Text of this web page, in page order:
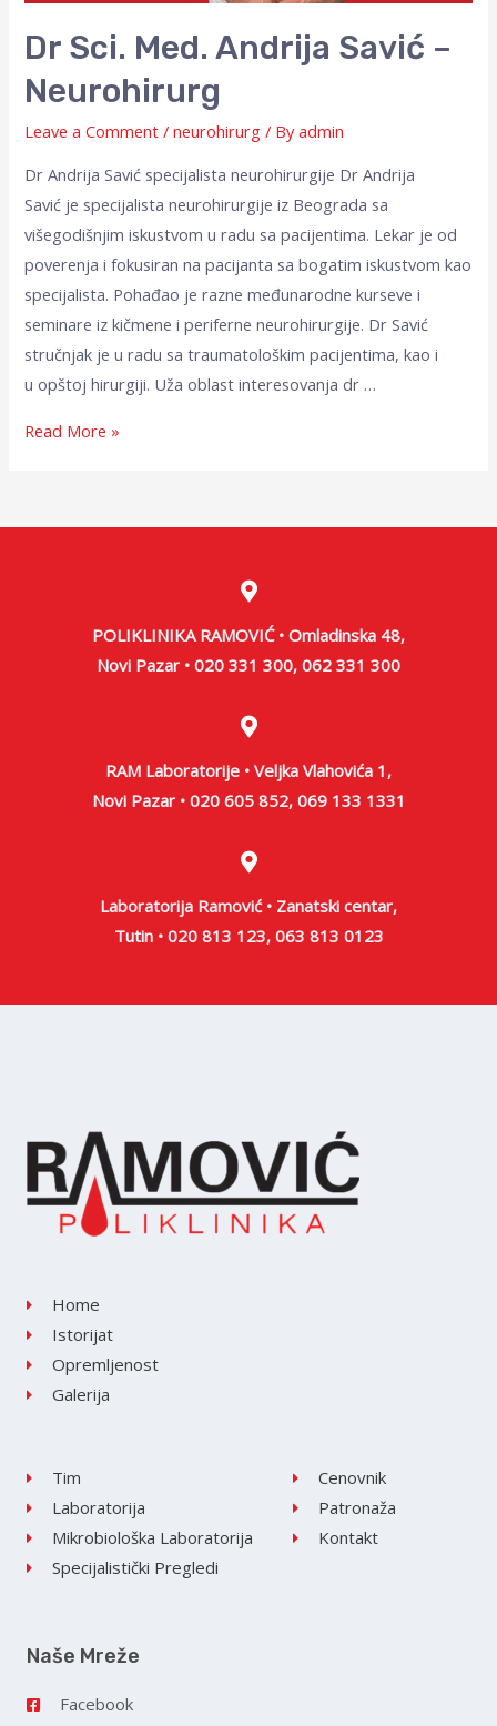
Dr Sci. Med. Andrija Savić –
Neurohirurg
Leave a Comment /neurohirurg / Byadmin
Dr Andrija Savić specijalista neurohirurgije Dr Andrija
Savić je specijalista neurohirurgije iz Beograda sa
višegodišnjim iskustvom u radu sa pacijentima. Lekar je od
poverenja i fokusiran na pacijanta sa bogatim iskustvom kao
specijalista. Pohađao je razne međunarodne kurseve i
seminare iz kičmene i periferne neurohirurgije. Dr Savić
stručnjak je u radu sa traumatološkim pacijentima, kao i
u opštoj hirurgiji. Uža oblast interesovanja dr …
Read More »
POLIKLINIKA RAMOVIĆ • Omladinska 48,
Novi Pazar • 020 331 300, 062 331 300
RAM Laboratorije • Veljka Vlahovića 1,
Novi Pazar • 020 605 852, 069 133 1331
Laboratorija Ramović • Zanatski centar,
Tutin • 020 813 123, 063 813 0123
Home
Istorijat
Opremljenost
Galerija
Tim
Laboratorija
Mikrobiološka Laboratorija
Specijalistički Pregledi
Cenovnik
Patronaža
Kontakt
Naše Mreže
Facebook